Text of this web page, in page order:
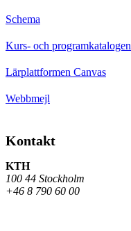
Schema
Kurs- och programkatalogen
Lärplattformen Canvas
Webbmejl
Kontakt
KTH
100 44 Stockholm
+46 8 790 60 00